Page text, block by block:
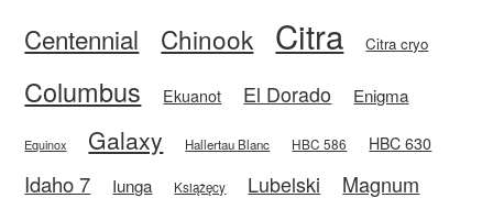
Centennial Chinook Citra Citra cryo
Columbus Ekuanot El Dorado Enigma
Equinox Galaxy Hallertau Blanc HBC 586 HBC 630
Idaho 7 Iunga Książęcy Lubelski
Magnum